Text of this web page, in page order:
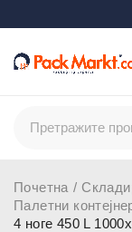
Почетна /
Палетни
4 ноге 450 L